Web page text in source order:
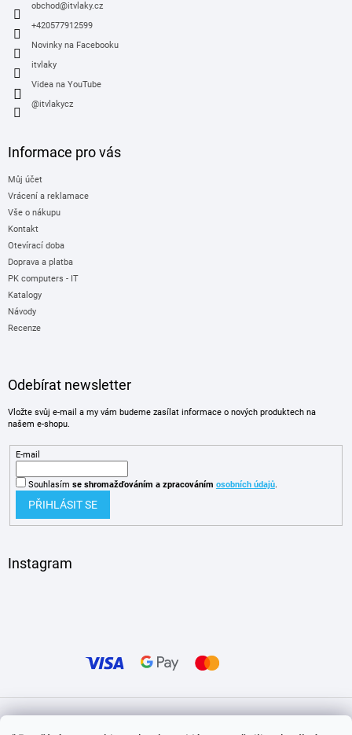
obchod@itvlaky.cz
+420577912599
Novinky na Facebooku
itvlaky
Videa na YouTube
@itvlakycz
Informace pro vás
Můj účet
Vrácení a reklamace
Vše o nákupu
Kontakt
Otevírací doba
Doprava a platba
PK computers - IT
Katalogy
Návody
Recenze
Odebírat newsletter
Vložte svůj e-mail a my vám budeme zasílat informace o nových produktech na
našem e-shopu.
E-mail
Souhlasím se shromažďováním a zpracováním osobních údajů.
PŘIHLÁSIT SE
Instagram